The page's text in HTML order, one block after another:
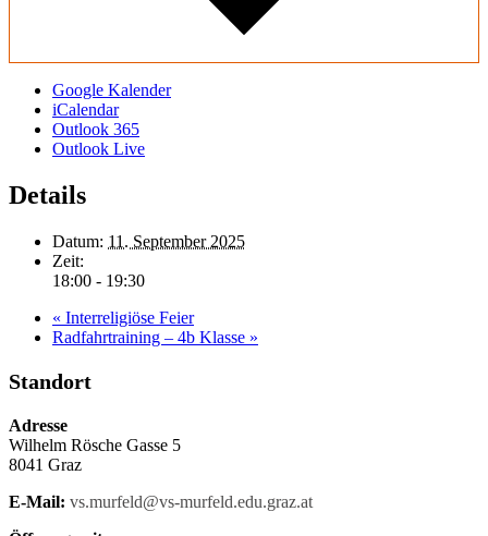
Google Kalender
iCalendar
Outlook 365
Outlook Live
Details
Datum: 11. September 2025
Zeit:
18:00 - 19:30
« Interreligiöse Feier
Radfahrtraining – 4b Klasse »
Standort
Adresse
Wilhelm Rösche Gasse 5
8041 Graz
E-Mail: vs.murfeld@vs-murfeld.edu.graz.at